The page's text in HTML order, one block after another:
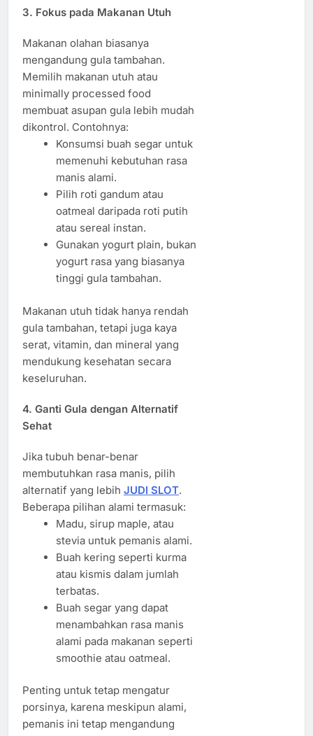
3. Fokus pada Makanan Utuh
Makanan olahan biasanya
mengandung gula tambahan.
Memilih makanan utuh atau
minimally processed food
membuat asupan gula lebih mudah
dikontrol. Contohnya:
Konsumsi buah segar untuk
memenuhi kebutuhan rasa
manis alami.
Pilih roti gandum atau
oatmeal daripada roti putih
atau sereal instan.
Gunakan yogurt plain, bukan
yogurt rasa yang biasanya
tinggi gula tambahan.
Makanan utuh tidak hanya rendah
gula tambahan, tetapi juga kaya
serat, vitamin, dan mineral yang
mendukung kesehatan secara
keseluruhan.
4. Ganti Gula dengan Alternatif
Sehat
Jika tubuh benar-benar
membutuhkan rasa manis, pilih
alternatif yang lebih JUDI SLOT.
Beberapa pilihan alami termasuk:
Madu, sirup maple, atau
stevia untuk pemanis alami.
Buah kering seperti kurma
atau kismis dalam jumlah
terbatas.
Buah segar yang dapat
menambahkan rasa manis
alami pada makanan seperti
smoothie atau oatmeal.
Penting untuk tetap mengatur
porsinya, karena meskipun alami,
pemanis ini tetap mengandung